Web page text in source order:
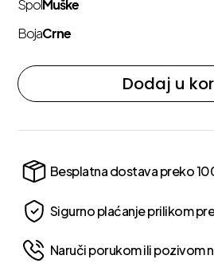
SpolMuške
BojaCrne
Dodaj u
Besplatna dostava preko
Sigurno plaćanje prilikom
Naruči porukom ili pozivom